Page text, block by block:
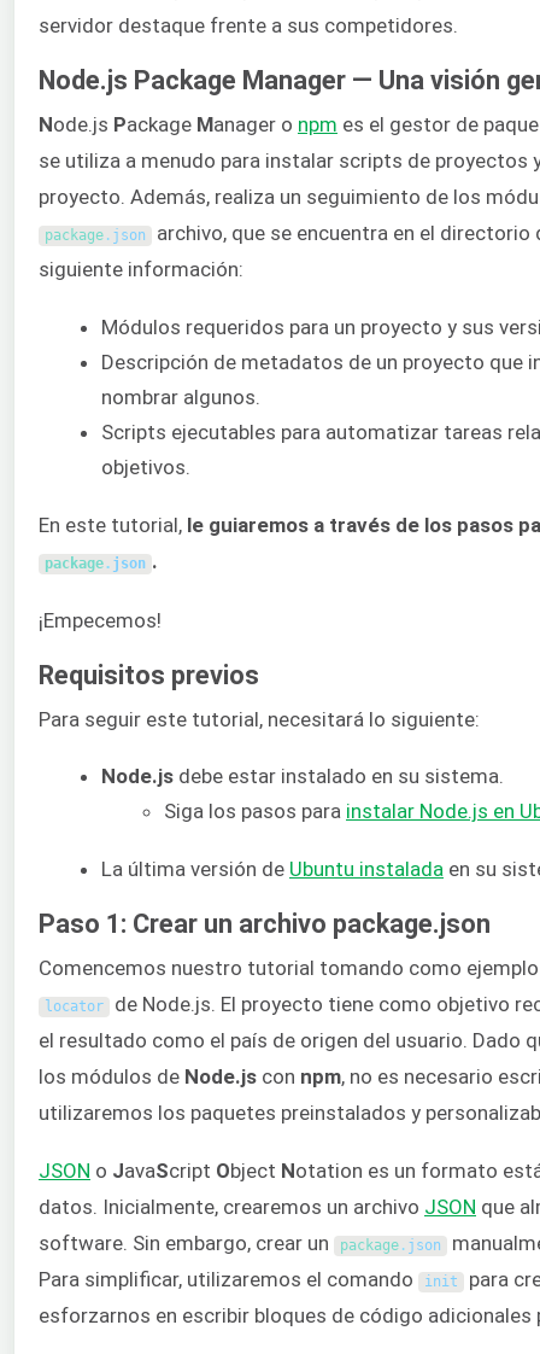
servidor destaque frente a sus competidores.
Node.js Package Manager — Una visión
Node.js Package Manager o npm es el gestor de
se utiliza a menudo para instalar scripts de proyectos
proyecto. Además, realiza un seguimiento de los
package. json archivo, que se encuentra en el
siguiente información:
Módulos requeridos para un proyecto y sus
Descripción de metadatos de un proyecto que
nombrar algunos.
Scripts ejecutables para automatizar tareas
objetivos.
En este tutorial, le guiaremos a través de los pasos
package. json .
¡Empecemos!
Requisitos previos
Para seguir este tutorial, necesitará lo siguiente:
Node.js debe estar instalado en su sistema.
Siga los pasos para instalar Node.js en
La última versión de Ubuntu instalada en su
Paso 1: Crear un archivo package.json
Comencemos nuestro tutorial tomando como
locator de Node.js. El proyecto tiene como objetivo
el resultado como el país de origen del usuario. Dado
los módulos de Node.js con npm, no es necesario
utilizaremos los paquetes preinstalados y
JSON o JavaScript Object Notation es un formato
datos. Inicialmente, crearemos un archivo JSON que
software. Sin embargo, crear un
package. json
Para simplificar, utilizaremos el comando
init para
esforzarnos en escribir bloques de código